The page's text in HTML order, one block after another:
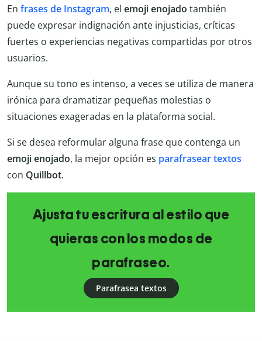
En frases de Instagram, el emoji enojado también
puede expresar indignación ante injusticias, críticas
fuertes o experiencias negativas compartidas por otros
usuarios.
Aunque su tono es intenso, a veces se utiliza de manera
irónica para dramatizar pequeñas molestias o
situaciones exageradas en la plataforma social.
Si se desea reformular alguna frase que contenga un
emoji enojado, la mejor opción es parafrasear textos
con Quillbot.
Ajusta tu escritura al estilo que
quieras con los modos de
parafraseo.
Parafrasea textos